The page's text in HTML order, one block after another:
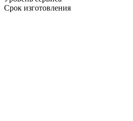
Срок изготовления